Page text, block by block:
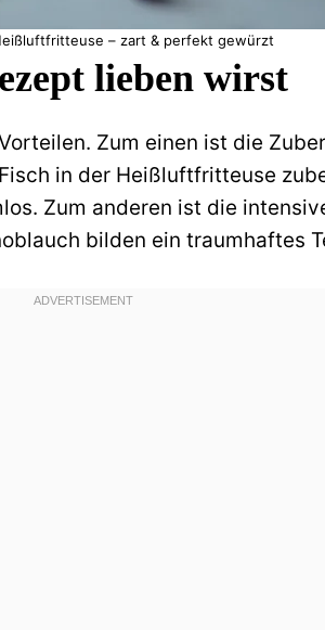
– zart & perfekt gewürzt
lieben wirst
Zum einen ist die
in der Heißluftfritteuse
Zum anderen ist die
bilden ein traumhaftes